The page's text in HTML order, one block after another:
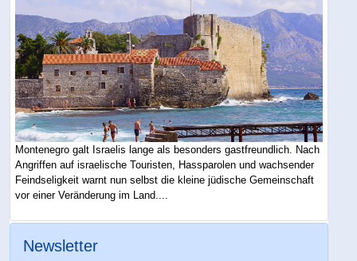
Montenegro galt Israelis lange als besonders gastfreundlich. Nach
Angriffen auf israelische Touristen, Hassparolen und wachsender
Feindseligkeit warnt nun selbst die kleine jüdische Gemeinschaft
vor einer Veränderung im Land....
Newsletter